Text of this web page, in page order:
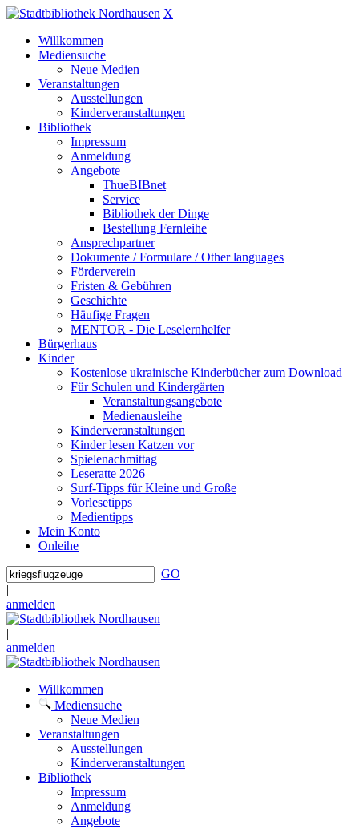
X
Willkommen
Mediensuche
Neue Medien
Veranstaltungen
Ausstellungen
Kinderveranstaltungen
Bibliothek
Impressum
Anmeldung
Angebote
ThueBIBnet
Service
Bibliothek der Dinge
Bestellung Fernleihe
Ansprechpartner
Dokumente / Formulare / Other languages
Förderverein
Fristen & Gebühren
Geschichte
Häufige Fragen
MENTOR - Die Leselernhelfer
Bürgerhaus
Kinder
Kostenlose ukrainische Kinderbücher zum Download
Für Schulen und Kindergärten
Veranstaltungsangebote
Medienausleihe
Kinderveranstaltungen
Kinder lesen Katzen vor
Spielenachmittag
Leseratte 2026
Surf-Tipps für Kleine und Große
Vorlesetipps
Medientipps
Mein Konto
Onleihe
GO
|
anmelden
|
anmelden
Willkommen
Mediensuche
Neue Medien
Veranstaltungen
Ausstellungen
Kinderveranstaltungen
Bibliothek
Impressum
Anmeldung
Angebote